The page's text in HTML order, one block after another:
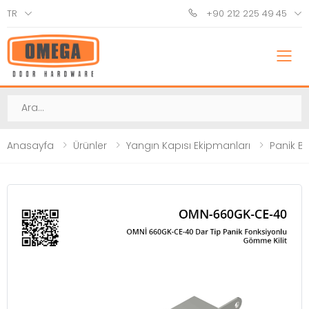
TR +90 212 225 49 45
Ara
Anasayfa Ürünler Yangın Kapısı Ekipmanları Panik